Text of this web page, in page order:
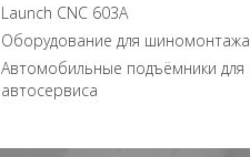
Launch CNC 603A
Оборудование для шиномонтажа
Автомобильные подъёмники для
автосервиса